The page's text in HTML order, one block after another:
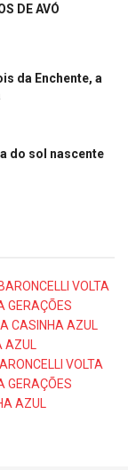
DE AVÓ
da Enchente, a
do sol nascente
VOLTA
GERAÇÕES
CASINHA AZUL
VOLTA
GERAÇÕES
AZUL